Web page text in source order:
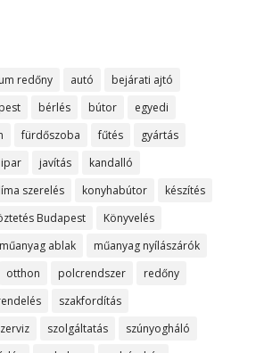
redőny autó
bejárati ajtó
bérlés bútor
egyedi
fürdőszoba fűtés
gyártás
ipar javítás
kandalló
szerelés konyhabútor
készítés
Budapest
Könyvelés
műanyag ablak
műanyag nyílászárók
otthon polcrendszer
redőny
szakfordítás
szolgáltatás
szúnyogháló